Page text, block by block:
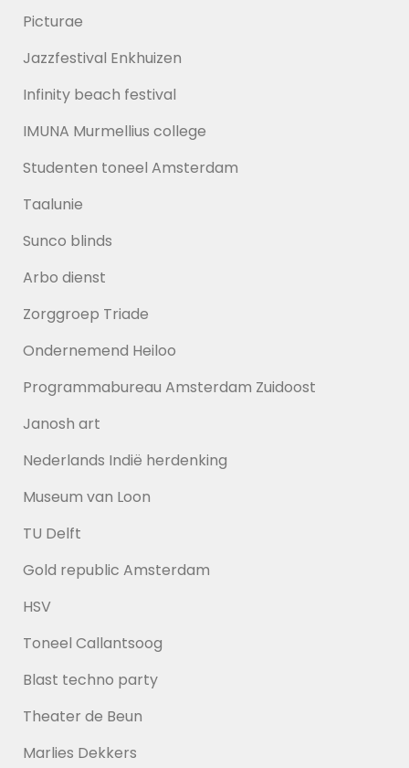
Picturae
Jazzfestival Enkhuizen
Infinity beach festival
IMUNA Murmellius college
Studenten toneel Amsterdam
Taalunie
Sunco blinds
Arbo dienst
Zorggroep Triade
Ondernemend Heiloo
Programmabureau Amsterdam Zuidoost
Janosh art
Nederlands Indië herdenking
Museum van Loon
TU Delft
Gold republic Amsterdam
HSV
Toneel Callantsoog
Blast techno party
Theater de Beun
Marlies Dekkers